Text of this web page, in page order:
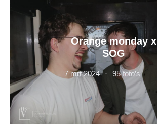
Orange monday x
SOG
7 mrt 2024 95 foto’s